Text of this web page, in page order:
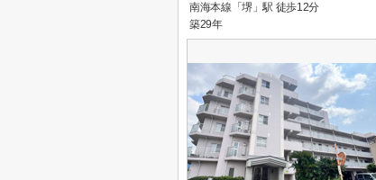
南海本線「堺」駅 徒歩12分
築29年